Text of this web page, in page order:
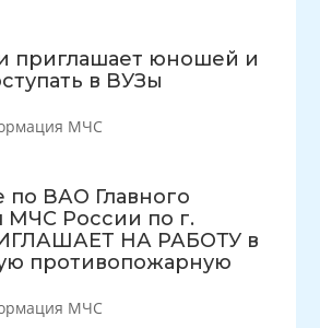
приглашает юношей и
в ВУЗы
МЧС
по ВАО Главного
МЧС России по г.
НА РАБОТУ в
противопожарную
МЧС